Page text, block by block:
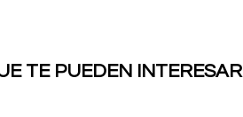
TE PUEDEN INTERESAR